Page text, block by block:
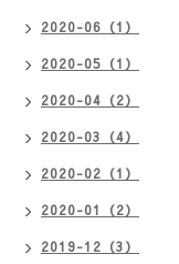
2020-06（1）
2020-05（1）
2020-04（2）
2020-03（4）
2020-02（1）
2020-01（2）
2019-12（3）